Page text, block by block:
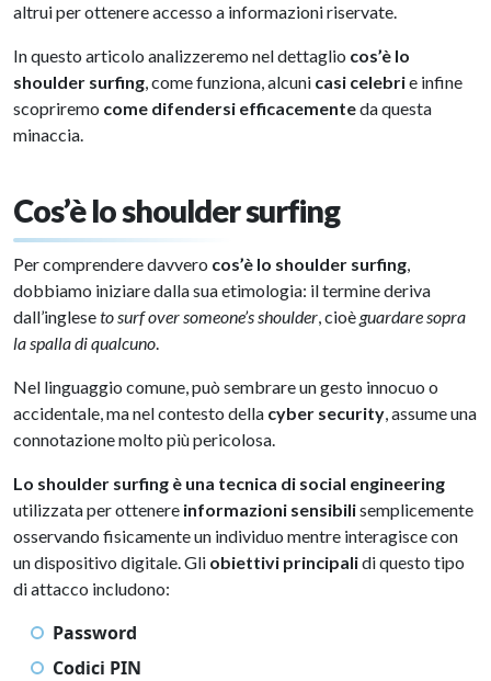
altrui per ottenere accesso a informazioni riservate.
In questo articolo analizzeremo nel dettaglio cos’è lo
shoulder surfing, come funziona, alcuni casi celebrie infine
scopriremo come difendersi efficacementeda questa
minaccia.
Cos’è lo shoulder surfing
Per comprendere davvero cos’è lo shoulder surfing,
dobbiamo iniziare dalla sua etimologia: il termine deriva
dall’ingleseto surf over someone’s shoulder, cioèguardare sopra
la spalla di qualcuno.
Nel linguaggio comune, può sembrare un gesto innocuo o
accidentale, ma nel contesto della cyber security, assume una
connotazione molto più pericolosa.
Lo shoulder surfing è una tecnica di social engineering
utilizzata per ottenere informazioni sensibilisemplicemente
osservando fisicamente un individuo mentre interagisce con
un dispositivo digitale. Gli obiettivi principalidi questo tipo
di attacco includono:
Password
Codici PIN